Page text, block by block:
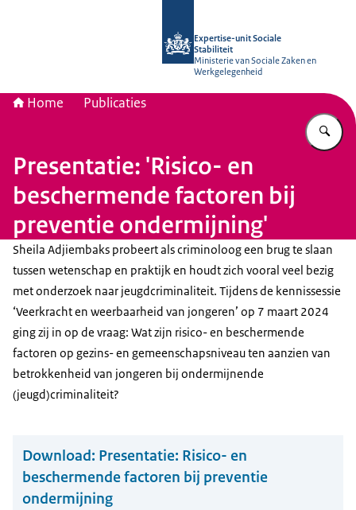
Expertise-unit Sociale
Stabiliteit
Ministerie van Sociale Zaken en
Werkgelegenheid
Home Publicaties
Presentatie: 'Risico- en
beschermende factoren bij
preventie ondermijning'
Sheila Adjiembaks probeert als criminoloog een brug te slaan
tussen wetenschap en praktijk en houdt zich vooral veel bezig
met onderzoek naar jeugdcriminaliteit. Tijdens de kennissessie
‘Veerkracht en weerbaarheid van jongeren’ op 7 maart 2024
ging zij in op de vraag: Wat zijn risico- en beschermende
factoren op gezins- en gemeenschapsniveau ten aanzien van
betrokkenheid van jongeren bij ondermijnende
(jeugd)criminaliteit?
Download: Presentatie: Risico- en
beschermende factoren bij preventie
ondermijning